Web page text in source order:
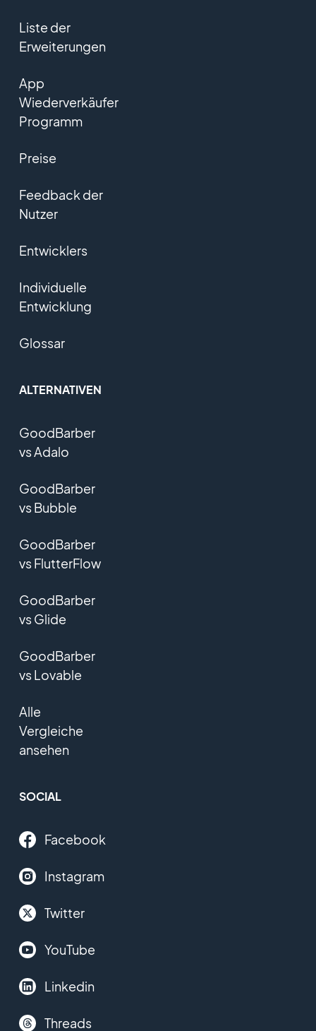
Liste der
Erweiterungen
App
Wiederverkäufer
Programm
Preise
Feedback der
Nutzer
Entwicklers
Individuelle
Entwicklung
Glossar
ALTERNATIVEN
GoodBarber
vs Adalo
GoodBarber
vs Bubble
GoodBarber
vs FlutterFlow
GoodBarber
vs Glide
GoodBarber
vs Lovable
Alle
Vergleiche
ansehen
SOCIAL
Facebook
Instagram
Twitter
YouTube
Linkedin
Threads